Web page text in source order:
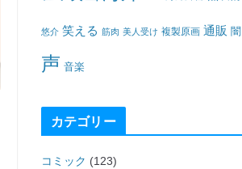
悠介 笑える 筋肉 美人受け 複製原画 通販 闇
声 音楽
カテゴリー
コミック (123)